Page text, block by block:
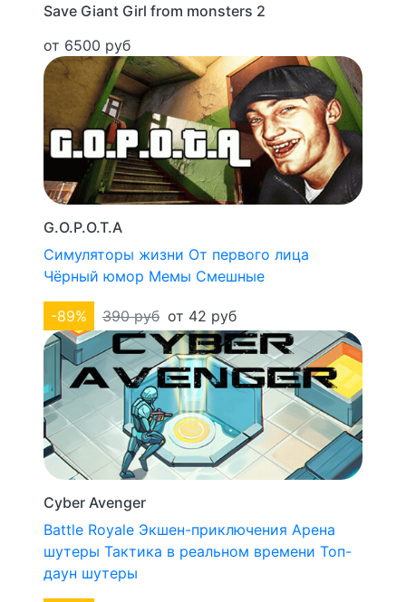
Save Giant Girl from monsters 2
от 6500 руб
G.O.P.O.T.A
Симуляторы жизни От первого лица
Чёрный юмор Мемы Смешные
-89% 390 руб от 42 руб
Cyber Avenger
Battle Royale Экшен-приключения Арена
шутеры Тактика в реальном времени Топ-
даун шутеры